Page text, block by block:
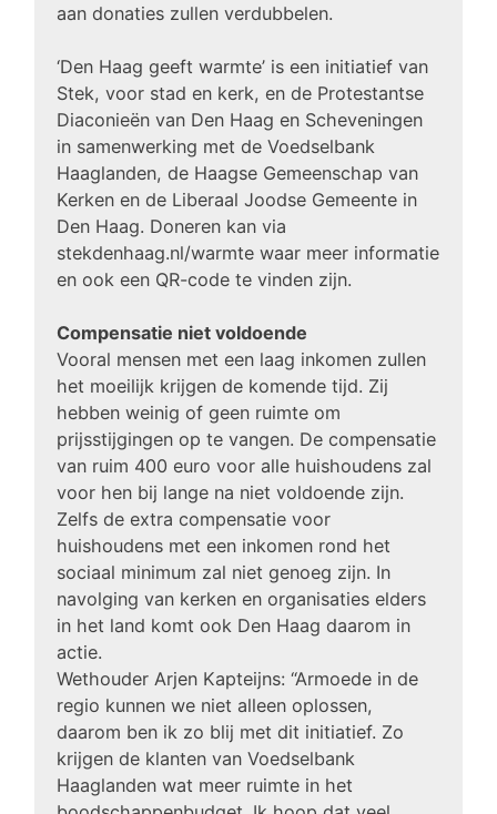
aan donaties zullen verdubbelen.
‘Den Haag geeft warmte’ is een initiatief van
Stek, voor stad en kerk, en de Protestantse
Diaconieën van Den Haag en Scheveningen
in samenwerking met de Voedselbank
Haaglanden, de Haagse Gemeenschap van
Kerken en de Liberaal Joodse Gemeente in
Den Haag. Doneren kan via
stekdenhaag.nl/warmte waar meer informatie
en ook een QR-code te vinden zijn.
Compensatie niet voldoende
Vooral mensen met een laag inkomen zullen
het moeilijk krijgen de komende tijd. Zij
hebben weinig of geen ruimte om
prijsstijgingen op te vangen. De compensatie
van ruim 400 euro voor alle huishoudens zal
voor hen bij lange na niet voldoende zijn.
Zelfs de extra compensatie voor
huishoudens met een inkomen rond het
sociaal minimum zal niet genoeg zijn. In
navolging van kerken en organisaties elders
in het land komt ook Den Haag daarom in
actie.
Wethouder Arjen Kapteijns: “Armoede in de
regio kunnen we niet alleen oplossen,
daarom ben ik zo blij met dit initiatief. Zo
krijgen de klanten van Voedselbank
Haaglanden wat meer ruimte in het